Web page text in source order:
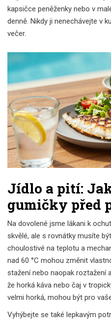
kapsičce peněženky nebo v
denně. Nikdy ji nenechávejte v
večer.
Jídlo a pití:
gumičky před
Na dovolené jsme lákani k
skvělé, ale s rovnátky musíte
choulostivé na teplotu a
nad 60 °C mohou změnit
stažení nebo naopak roztažení
že horká káva nebo čaj v
velmi horká, mohou být pro
Vyhýbejte se také lepkavým